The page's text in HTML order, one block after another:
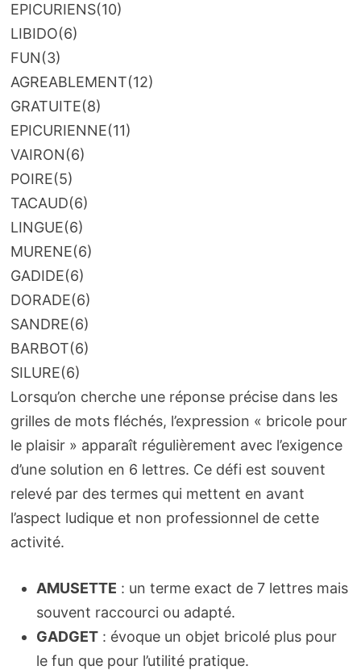
EPICURIENS(10)
LIBIDO(6)
FUN(3)
AGREABLEMENT(12)
GRATUITE(8)
EPICURIENNE(11)
VAIRON(6)
POIRE(5)
TACAUD(6)
LINGUE(6)
MURENE(6)
GADIDE(6)
DORADE(6)
SANDRE(6)
BARBOT(6)
SILURE(6)
Lorsqu’on cherche une réponse précise dans les
grilles de mots fléchés, l’expression « bricole pour
le plaisir » apparaît régulièrement avec l’exigence
d’une solution en 6 lettres. Ce défi est souvent
relevé par des termes qui mettent en avant
l’aspect ludique et non professionnel de cette
activité.
AMUSETTE : un terme exact de 7 lettres mais
souvent raccourci ou adapté.
GADGET: évoque un objet bricolé plus pour
le fun que pour l’utilité pratique.